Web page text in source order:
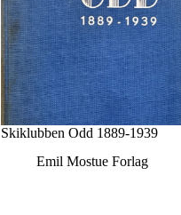
Skiklubben Odd 1889-1939
Emil Mostue Forlag